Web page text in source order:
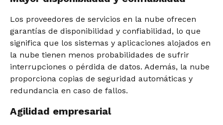
Los proveedores de servicios en la nube ofrecen
garantías de disponibilidad y confiabilidad, lo que
significa que los sistemas y aplicaciones alojados en
la nube tienen menos probabilidades de sufrir
interrupciones o pérdida de datos. Además, la nube
proporciona copias de seguridad automáticas y
redundancia en caso de fallos.
Agilidad empresarial